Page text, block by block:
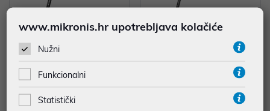
Električni romobil Xiaomi Electric
Scooter 6 Lite GL
Električni romobil Xiaomi Electric
www.mikronis.hr upotrebljava kolačiće
Nužni
Funkcionalni
Statistički